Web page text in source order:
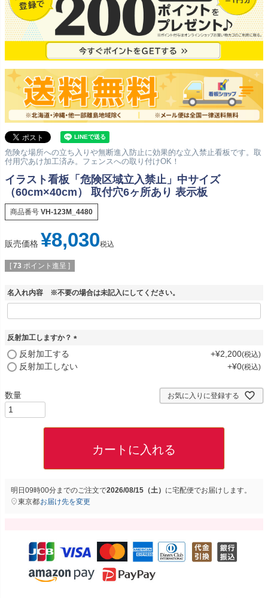
危険な場所への立ち入りや無断進入防止に効果的な立入禁止看板です。取
付用穴あけ加工済み。フェンスへの取り付けOK！
イラスト看板「危険区域立入禁止」中サイズ
（60cm×40cm） 取付穴6ヶ所あり 表示板
商品番号 VH-123M_4480
販売価格 ¥8,030税込
[ 73 ポイント進呈 ]
名入れ内容 ※不要の場合は未記入にしてください。
反射加工しますか？
反射加工する +¥2,200 税込
反射加工しない +¥0 税込
お気に入りに登録する
カートに入れる
明日09時00分までのご注文で2026/08/15（土） に宅配便でお届けします。
東京都お届け先を変更